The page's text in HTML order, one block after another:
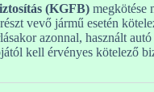
(KGFB)megkötése
vevő jármű esetén
azonnal, használt autó
kell érvényes kötelező